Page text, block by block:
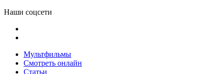
Наши соцсети
Мультфильмы
Смотреть онлайн
Статьи